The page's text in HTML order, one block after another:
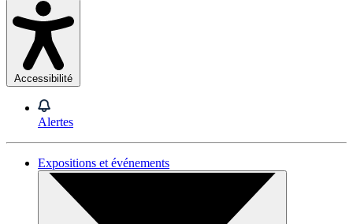
Accessibilité
Alertes
Expositions et événements